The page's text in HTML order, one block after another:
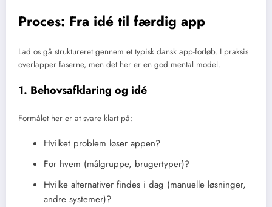
Proces: Fra idé til færdig app
Lad os gå struktureret gennem et typisk dansk app-forløb. I praksis
overlapper faserne, men det her er en god mental model.
1. Behovsafklaring og idé
Formålet her er at svare klart på:
Hvilket problem løser appen?
For hvem (målgruppe, brugertyper)?
Hvilke alternativer findes i dag (manuelle løsninger,
andre systemer)?